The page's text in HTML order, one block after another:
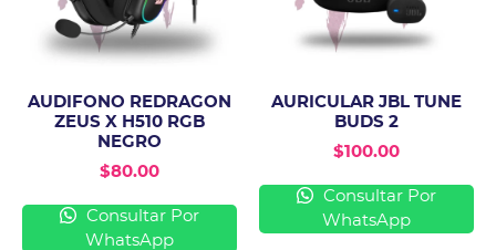
AUDIFONO REDRAGON
ZEUS X H510 RGB
NEGRO
$80.00
Consultar Por
WhatsApp
AURICULAR JBL TUNE
BUDS 2
$100.00
Consultar Por
WhatsApp